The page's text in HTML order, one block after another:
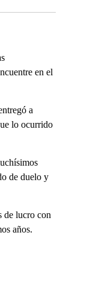
en el
a
lo ocurrido
de duelo y
de lucro con
años.